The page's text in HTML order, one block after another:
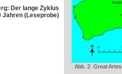
Der lange Zyklus
Jahren (Leseprobe)
Abb. 2: Great